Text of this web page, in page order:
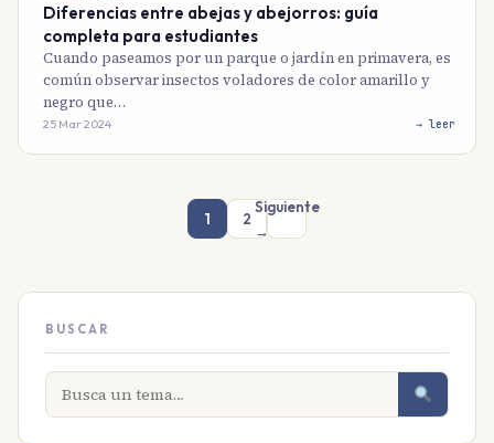
Diferencias entre abejas y abejorros: guía
completa para estudiantes
Cuando paseamos por un parque o jardín en primavera, es
común observar insectos voladores de color amarillo y
negro que…
25 Mar 2024 → leer
1 2
Siguiente
→
BUSCAR